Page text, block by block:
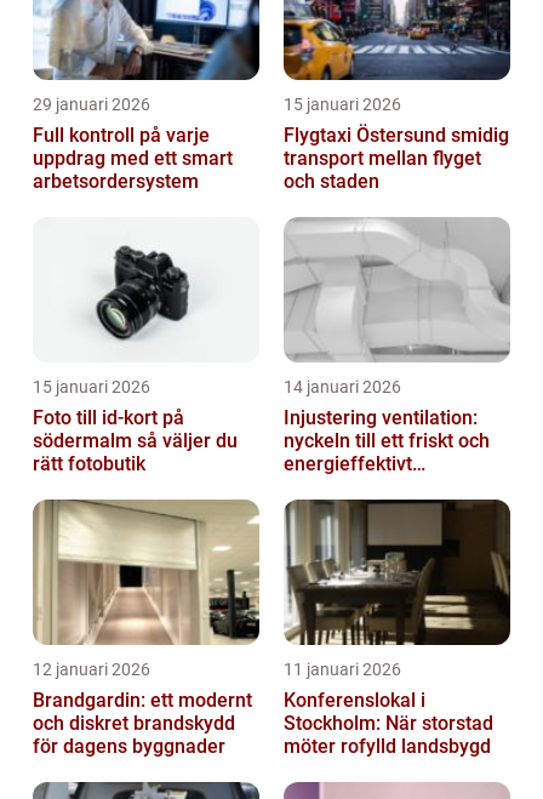
29 januari 2026
Full kontroll på varje
uppdrag med ett smart
arbetsordersystem
15 januari 2026
Flygtaxi Östersund smidig
transport mellan flyget
och staden
15 januari 2026
Foto till id-kort på
södermalm så väljer du
rätt fotobutik
14 januari 2026
Injustering ventilation:
nyckeln till ett friskt och
energieffektivt
12 januari 2026
Brandgardin: ett modernt
och diskret brandskydd
för dagens byggnader
11 januari 2026
Konferenslokal i
Stockholm: När storstad
möter rofylld landsbygd